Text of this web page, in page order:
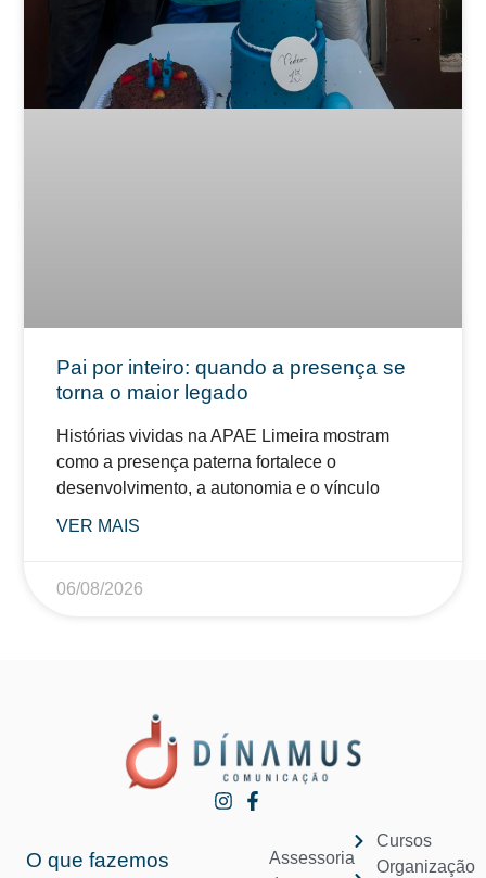
Pai por inteiro: quando a presença se
torna o maior legado
Histórias vividas na APAE Limeira mostram
como a presença paterna fortalece o
desenvolvimento, a autonomia e o vínculo
VER MAIS
06/08/2026
O que fazemos
Assessoria
Cursos
Organização